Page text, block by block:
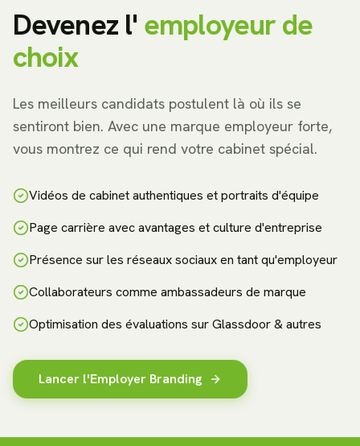
Devenez l' employeur de
choix
Les meilleurs candidats postulent là où ils se
sentiront bien. Avec une marque employeur forte,
vous montrez ce qui rend votre cabinet spécial.
Vidéos de cabinet authentiques et portraits d'équipe
Page carrière avec avantages et culture d'entreprise
Présence sur les réseaux sociaux en tant qu'employeur
Collaborateurs comme ambassadeurs de marque
Optimisation des évaluations sur Glassdoor & autres
Lancer l'Employer Branding